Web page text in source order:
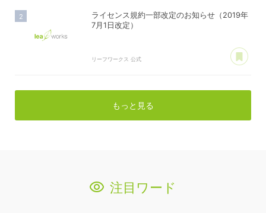
ライセンス規約一部改定のお知らせ（2019年
7月1日改定）
リーフワークス 公式
もっと見る
注目ワード